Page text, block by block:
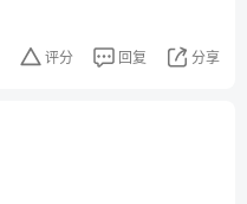
评分 回复 分享